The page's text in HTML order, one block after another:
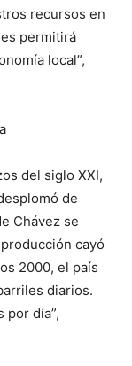
recursos en
permitirá
local”,
del siglo XXI,
de
Chávez se
cayó
2000, el país
diarios.
por día”,